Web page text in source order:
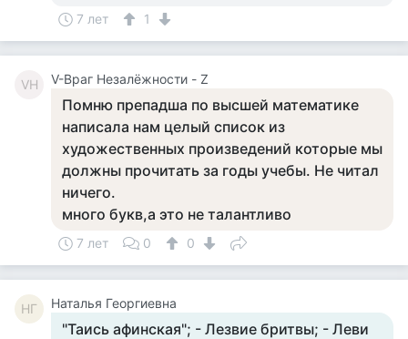
7 лет 1
VН V-Враг Незалёжности - Z
Помню препадша по высшей математике
написала нам целый список из
художественных произведений которые мы
должны прочитать за годы учебы. Не читал
ничего.
много букв,а это не талантливо
7 лет 0 0
НГ Наталья Георгиевна
"Таись афинская"; - Лезвие бритвы; - Леви